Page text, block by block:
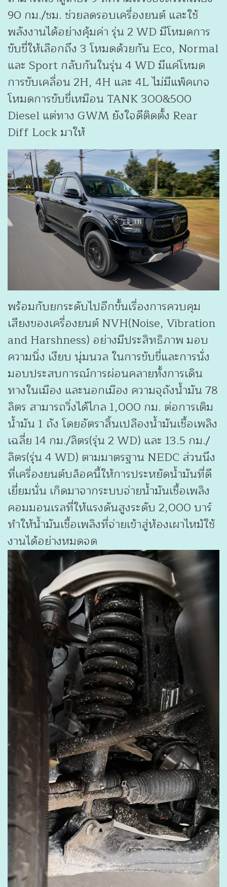
90 กม./ชม. ช่วยลดรอบเครื่องยนต์ และใช้
พลังงานได้อย่างคุ้มค่า รุ่น 2 WD มีโหมดการ
ขับขี่ให้เลือกถึง 3 โหมดด้วยกัน Eco, Normal
และ Sport กลับกันในรุ่น 4 WD มีแค่โหมด
การขับเคลื่อน 2H, 4H และ 4L ไม่มีแพ็คเกจ
โหมดการขับขี่เหมือน TANK 300&500
Diesel แต่ทาง GWM ยังใจดีติดตั้ง Rear
Diff Lock มาให้
พร้อมกับยกระดับไปอีกขั้นเรื่องการควบคุม
เสียงของเครื่องยนต์ NVH(Noise, Vibration
and Harshness) อย่างมีประสิทธิภาพ มอบ
ความนิ่ง เงียบ นุ่มนวล ในการขับขี่และการนั่ง
มอบประสบการณ์การผ่อนคลายทั้งการเดิน
ทางในเมือง และนอกเมือง ความจุถังน้ำมัน 78
ลิตร สามารถวิ่งได้ไกล 1,000 กม. ต่อการเติม
น้ำมัน 1 ถัง โดยอัตราสิ้นเปลืองน้ำมันเชื้อเพลิง
เฉลี่ย 14 กม./ลิตร(รุ่น 2 WD) และ 13.5 กม./
ลิตร(รุ่น 4 WD) ตามมาตรฐาน NEDC ส่วนนึง
ที่เครื่องยนต์บล็อคนี้ให้การประหยัดน้ำมันที่ดี
เยี่ยมนั่น เกิดมาจากระบบจ่ายน้ำมันเชื้อเพลิง
คอมมอนเรลที่ให้แรงดันสูงระดับ 2,000 บาร์
ทำให้น้ำมันเชื้อเพลิงที่จ่ายเข้าสู่ห้องเผาไหม้ใช้
งานได้อย่างหมดจด